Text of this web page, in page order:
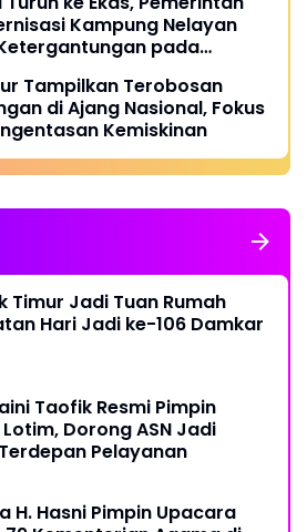
Kampung Nelayan
pada
Tampilkan Terobosan
di Ajang Nasional, Fokus
Kemiskinan
Timur Jadi Tuan Rumah
Hari Jadi ke-106 Damkar
Taofik Resmi Pimpin
Lotim, Dorong ASN Jadi
Pelayanan
H. Hasni Pimpin Upacara